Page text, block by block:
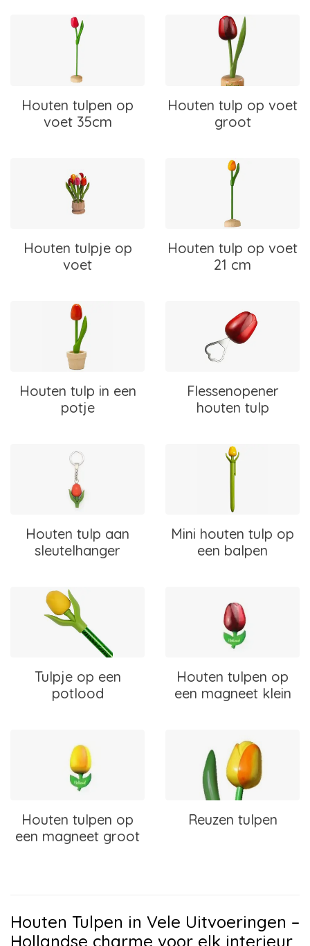
Houten tulpen op
voet 35cm
Houten tulp op voet
groot
Houten tulpje op
voet
Houten tulp op voet
21 cm
Houten tulp in een
potje
Flessenopener
houten tulp
Houten tulp aan
sleutelhanger
Mini houten tulp op
een balpen
Tulpje op een
potlood
Houten tulpen op
een magneet klein
Houten tulpen op
een magneet groot
Reuzen tulpen
Houten Tulpen in Vele Uitvoeringen –
Hollandse charme voor elk interieur